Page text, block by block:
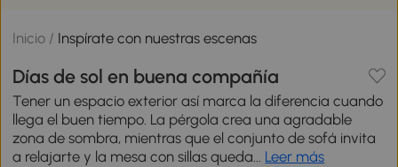
Inicio / Inspírate con nuestras escenas
Días de sol en buena compañía
Tener un espacio exterior así marca la diferencia cuando
llega el buen tiempo. La pérgola crea una agradable
zona de sombra, mientras que el conjunto de sofá invita
a relajarte y la mesa con sillas queda... Leer más